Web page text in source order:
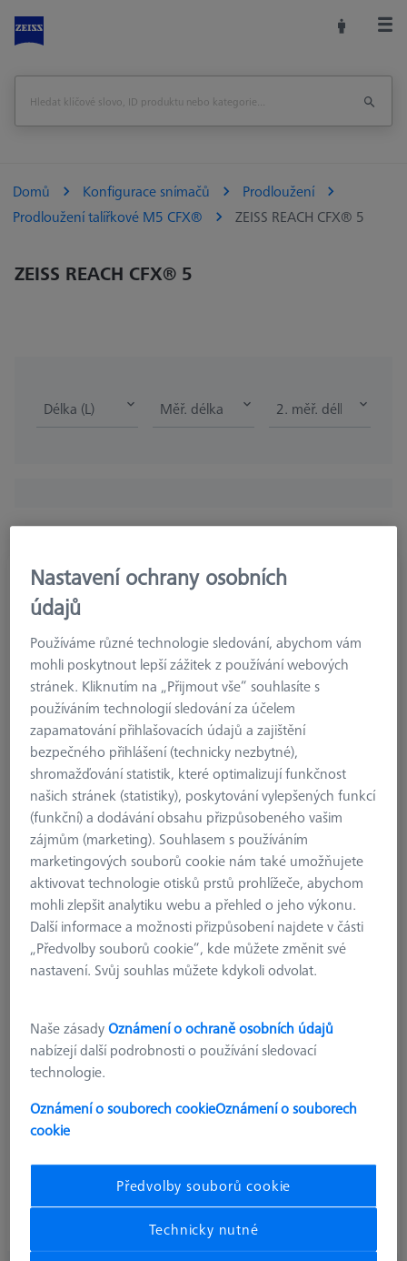
Domů Konfigurace snímačů
Prodloužení
Prodloužení talířkové M5 CFX®
ZEISS REACH CFX® 5
ZEISS REACH CFX® 5
Délka (L) Měř. délka (ML) 2. měř. délka (MLE)
Prodloužení talířku ZEISS REACH CFX 5
626107-2150-210
typ měřicího systému
VAST/MT
typ produktu
Extension
délka
Connection Type
M5
Measuring Length
Extend
Ø Body (DG)
20.0 mm
20.0 mm
Nastavení ochrany osobních
údajů
Používáme různé technologie sledování, abychom vám
mohli poskytnout lepší zážitek z používání webových
stránek. Kliknutím na „Přijmout vše“ souhlasíte s
používáním technologií sledování za účelem
zapamatování přihlašovacích údajů a zajištění
bezpečného přihlášení (technicky nezbytné),
shromažďování statistik, které optimalizují funkčnost
našich stránek (statistiky), poskytování vylepšených funkcí
(funkční) a dodávání obsahu přizpůsobeného vašim
zájmům (marketing). Souhlasem s používáním
marketingových souborů cookie nám také umožňujete
aktivovat technologie otisků prstů prohlížeče, abychom
mohli zlepšit analytiku webu a přehled o jeho výkonu.
Další informace a možnosti přizpůsobení najdete v části
„Předvolby souborů cookie“, kde můžete změnit své
nastavení. Svůj souhlas můžete kdykoli odvolat.
Naše zásadyOznámení o ochraně osobních údajů
nabízejí další podrobnosti o používání sledovací
technologie.
Oznámení o souborech cookieOznámení o souborech
cookie
Předvolby souborů cookie
Technicky nutné